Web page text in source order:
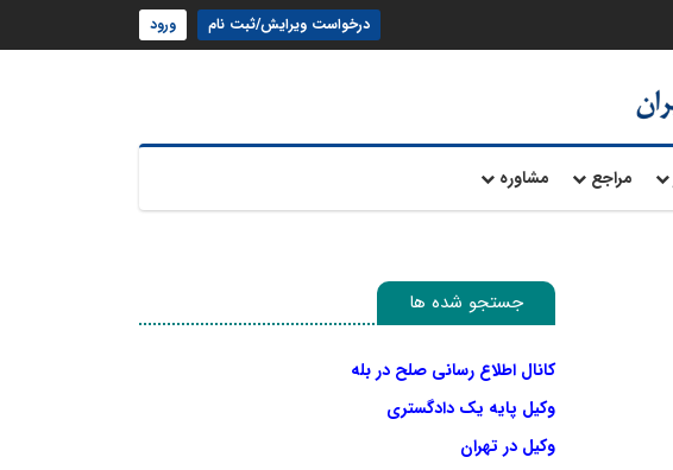
درخواست ویرایش/ثبت نام ورود
مراجع مشاوره
جستجو شده ها
کانال اطلاع رسانی صلح در بله
وکیل پایه یک دادگستری
وکیل در تهران